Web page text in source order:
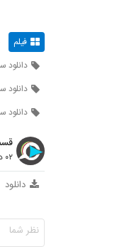
فیلم
دانلود
دانلود
دانلود
۰۲ دی ۱۳۹۸
دانلود